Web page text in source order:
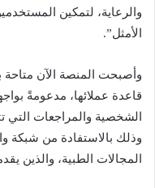
والرعاية، لتمكين
الأمثل”.
وأصبحت المنصة الآن متاحة
قاعدة عملائها، مدعومةً
الشخصية والمراجعات التي
وذلك بالاستفادة من شبكة
المجالات الطبية، والذين